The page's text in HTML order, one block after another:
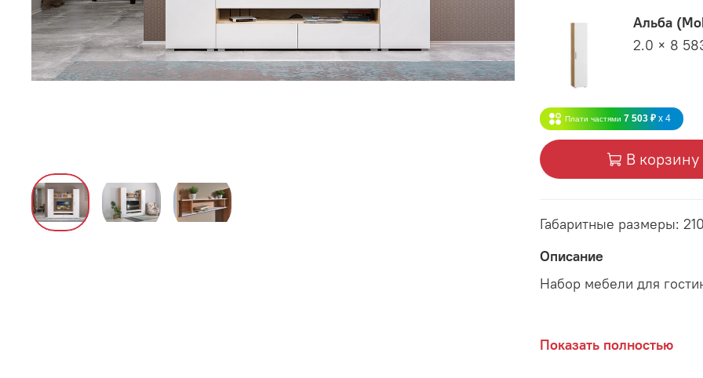
Альба
2.0 × 8
Плати частями 7 503 ₽ x 4
В корзину
Габаритные размеры:
Описание
Набор мебели для
Цвет:
Показать полностью